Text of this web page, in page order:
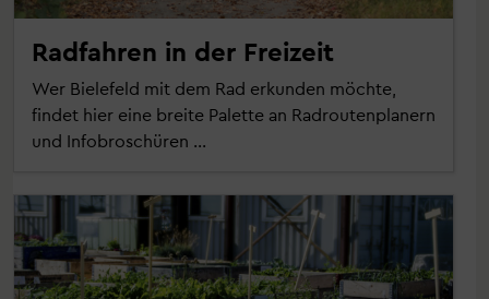
Radfahren in der Freizeit
Wer Bielefeld mit dem Rad erkunden möchte,
findet hier eine breite Palette an Radroutenplanern
und Infobroschüren ...